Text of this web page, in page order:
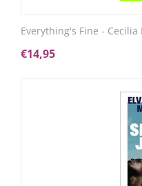
Everything's Fine - Cecilia
€14,95